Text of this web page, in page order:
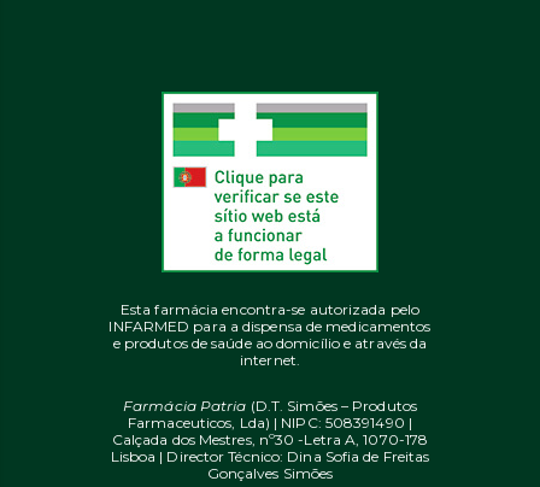
Esta farmácia encontra-se autorizada pelo
INFARMED para a dispensa de medicamentos
e produtos de saúde ao domicílio e através da
internet.
Farmácia Patria (D.T. Simões – Produtos
Farmaceuticos, Lda) | NIPC: 508391490 |
Calçada dos Mestres, nº30 -Letra A, 1070-178
Lisboa | Director Técnico: Dina Sofia de Freitas
Gonçalves Simões